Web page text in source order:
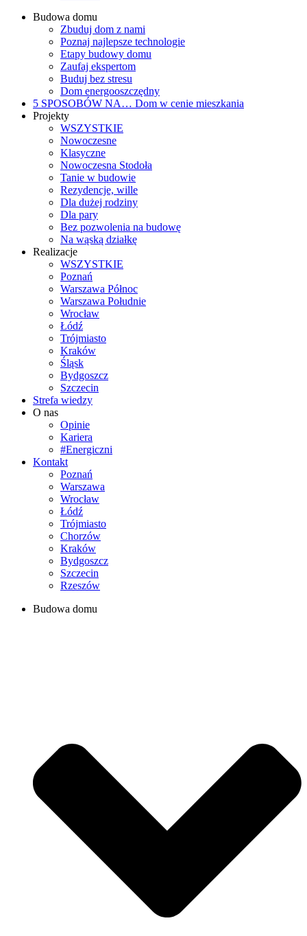
Budowa domu
Zbuduj dom z nami
Poznaj najlepsze technologie
Etapy budowy domu
Zaufaj ekspertom
Buduj bez stresu
Dom energooszczędny
5 SPOSOBÓW NA… Dom w cenie mieszkania
Projekty
WSZYSTKIE
Nowoczesne
Klasyczne
Nowoczesna Stodoła
Tanie w budowie
Rezydencje, wille
Dla dużej rodziny
Dla pary
Bez pozwolenia na budowę
Na wąską działkę
Realizacje
WSZYSTKIE
Poznań
Warszawa Północ
Warszawa Południe
Wrocław
Łódź
Trójmiasto
Kraków
Śląsk
Bydgoszcz
Szczecin
Strefa wiedzy
O nas
Opinie
Kariera
#Energiczni
Kontakt
Poznań
Warszawa
Wrocław
Łódź
Trójmiasto
Chorzów
Kraków
Bydgoszcz
Szczecin
Rzeszów
Budowa domu